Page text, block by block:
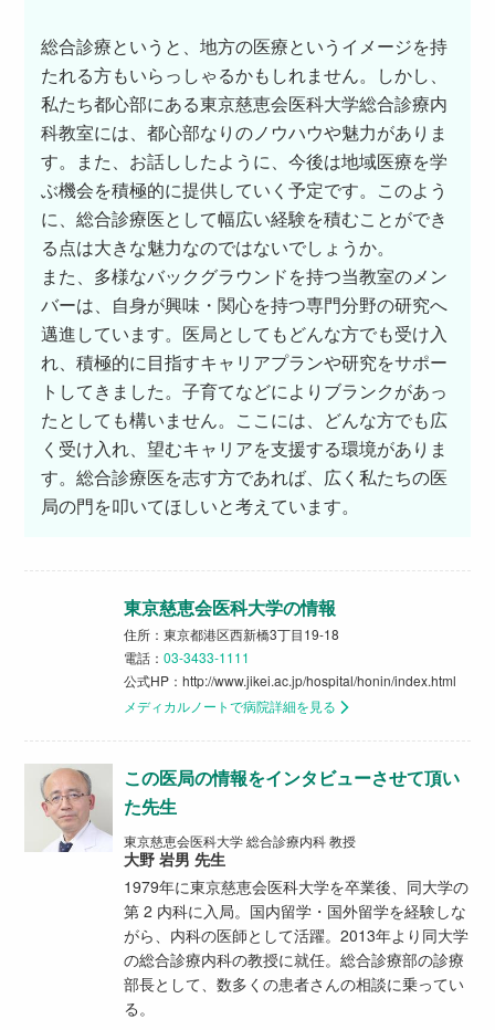
総合診療というと、地方の医療というイメージを持
たれる方もいらっしゃるかもしれません。しかし、
私たち都心部にある東京慈恵会医科大学総合診療内
科教室には、都心部なりのノウハウや魅力がありま
す。また、お話ししたように、今後は地域医療を学
ぶ機会を積極的に提供していく予定です。このよう
に、総合診療医として幅広い経験を積むことができ
る点は大きな魅力なのではないでしょうか。
また、多様なバックグラウンドを持つ当教室のメン
バーは、自身が興味・関心を持つ専門分野の研究へ
邁進しています。医局としてもどんな方でも受け入
れ、積極的に目指すキャリアプランや研究をサポー
トしてきました。子育てなどによりブランクがあっ
たとしても構いません。ここには、どんな方でも広
く受け入れ、望むキャリアを支援する環境がありま
す。総合診療医を志す方であれば、広く私たちの医
局の門を叩いてほしいと考えています。
東京慈恵会医科大学の情報
住所：東京都港区西新橋3丁目19-18
電話：03-3433-1111
公式HP：http://www.jikei.ac.jp/hospital/honin/index.html
メディカルノートで病院詳細を見る
この医局の情報をインタビューさせて頂い
た先生
東京慈恵会医科大学 総合診療内科 教授
大野 岩男 先生
1979年に東京慈恵会医科大学を卒業後、同大学の
第 2 内科に入局。国内留学・国外留学を経験しな
がら、内科の医師として活躍。2013年より同大学
の総合診療内科の教授に就任。総合診療部の診療
部長として、数多くの患者さんの相談に乗ってい
る。